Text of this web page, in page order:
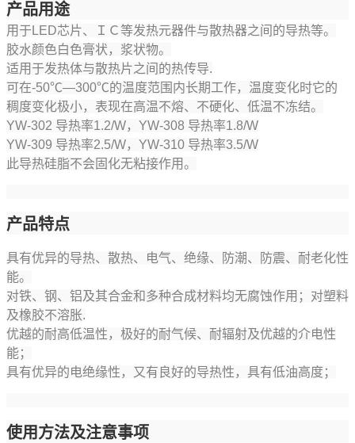
产品用途
用于 LED芯片、ＩＣ等发热元器件与散热器之间的导热等。
胶水颜色白色膏状，浆状物。
适用于发热体与散热片之间的热传导.
可在-50℃—300℃的温度范围内长期工作，温度变化时它的
稠度变化极小，表现在高温不熔、不硬化、低温不冻结。
YW-302 导热率1.2/W， YW-308 导热率1.8/W
YW-309 导热率2.5/W， YW-310 导热率3.5/W
此导热硅脂不会固化无粘接作用。
产品特点
具有优异的导热、散热、电气、绝缘、防潮、防震、耐老化性
能。
对铁、钢、铝及其合金和多种合成材料均无腐蚀作用；对塑料
及橡胶不溶胀.
优越的耐高低温性，极好的耐气候、耐辐射及优越的介电性
能；
具有优异的电绝缘性，又有良好的导热性，具有低油高度；
使用方法及注意事项